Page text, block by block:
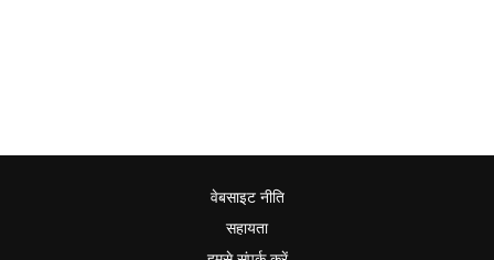
वेबसाइट नीति
सहायता